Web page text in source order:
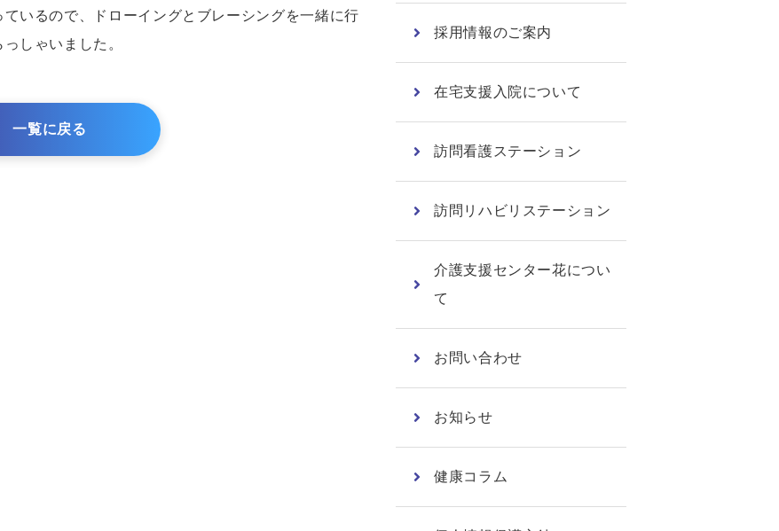
いるので、ドローイングとブレーシングを一緒に行
しゃいました。
一覧に戻る
採用情報のご案内
在宅支援入院について
訪問看護ステーション
訪問リハビリステーション
介護支援センター花につい
て
お問い合わせ
お知らせ
健康コラム